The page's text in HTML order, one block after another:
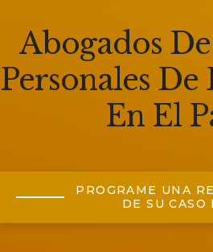
Abogados
Personales De
En El
PROGRAME UNA
DE SU CASO